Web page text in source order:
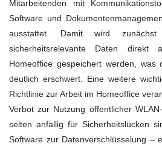
Mitarbeitenden mit
Software und
ausstattet. Damit wird zunächst
sicherheitsrelevante Daten
Homeoffice gespeichert werden,
deutlich erschwert. Eine weitere
Richtlinie zur Arbeit im Homeoffice
Verbot zur Nutzung öffentlicher
selten anfällig für Sicherheitslücken
Software zur Datenverschlüsselung –